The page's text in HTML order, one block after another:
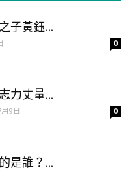
子黃鈺...
0
力丈量...
9日 0
是誰？...